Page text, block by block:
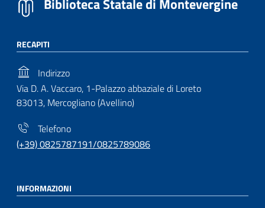
RECAPITI
Indirizzo
Via D. A. Vaccaro, 1-Palazzo abbaziale di Loreto
83013, Mercogliano (Avellino)
Telefono
(+39) 0825787191/0825789086
INFORMAZIONI